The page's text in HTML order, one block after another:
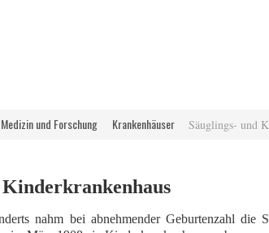
Medizin und Forschung Krankenhäuser Säuglings- und
Kinderkrankenhaus
nahm bei abnehmender Geburtenzahl